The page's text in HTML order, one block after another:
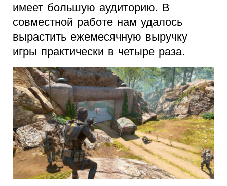
имеет большую аудиторию. В
совместной работе нам удалось
вырастить ежемесячную выручку
игры практически в четыре раза.